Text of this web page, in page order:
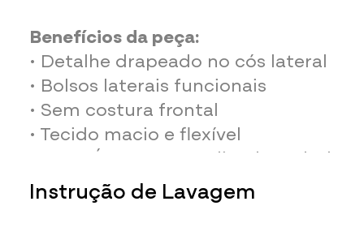
Benefícios da peça:
• Detalhe drapeado no cós lateral
• Bolsos laterais funcionais
• Sem costura frontal
• Tecido macio e flexível
• Logo Água e Luz aplicada no bolso
Observações:
O brilho e iluminação de cada
Instrução de Lavagem